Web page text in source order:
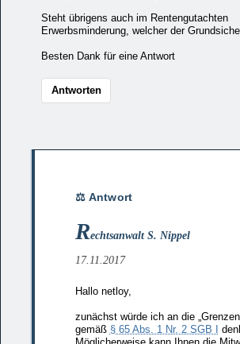
Steht übrigens auch im Rentengutachten
Erwerbsminderung, welcher der
Besten Dank für eine Antwort
Antworten
Rechtsanwalt S. Nippel
17.11.2017
Hallo netloy,
zunächst würde ich an die
gemäß § 65 Abs. 1 Nr. 2 SGB I